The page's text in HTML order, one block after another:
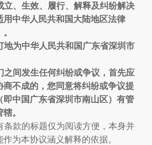
、生效、履行、解释及纠纷解决
用中华人民共和国大陆地区法律
为中华人民共和国广东省深圳市
间发生任何纠纷或争议，首先应
商不成的，您同意将纠纷或争议提
即中国广东省深圳市南山区）有管
。
款的标题仅为阅读方便，本身并
为本协议涵义解释的依据。